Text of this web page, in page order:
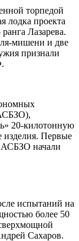
торпедой
лодка проекта
Лазарева.
мишени и две
признали
20-килотонную
изделия. Первые
АСБЗО начали
испытаний на
более 50
Сахаров.